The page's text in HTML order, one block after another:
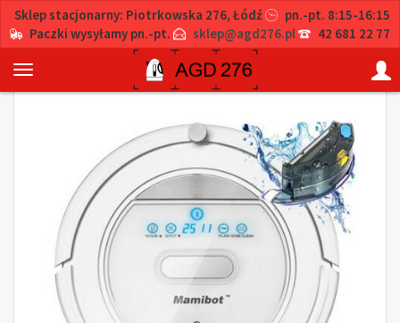
Sklep stacjonarny: Piotrkowska 276, Łódź
pn.-pt. 8:15-16:15
Paczki wysyłamy pn.-pt.
sklep@agd276.pl 42 681 22 77